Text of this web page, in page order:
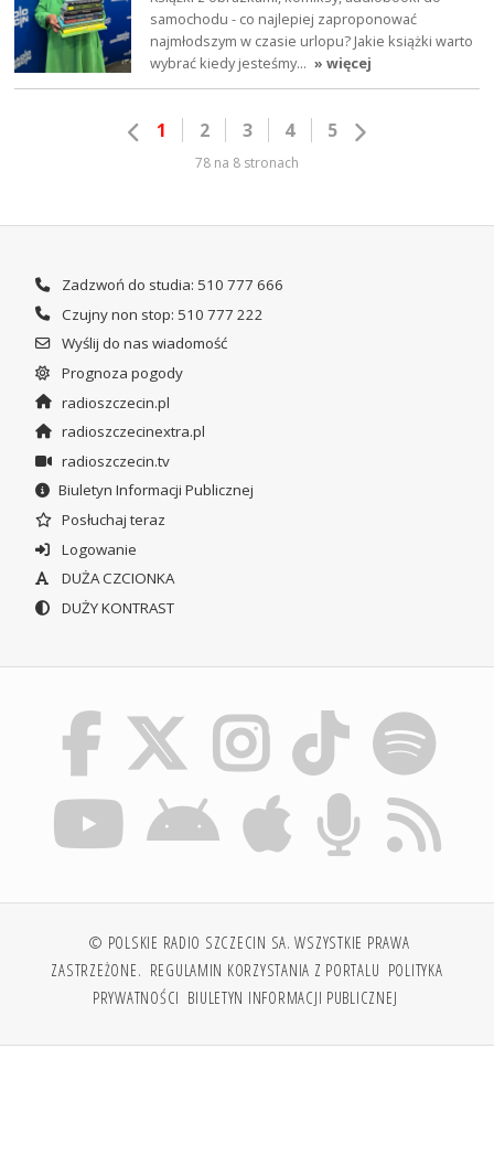
samochodu - co najlepiej zaproponować
najmłodszym w czasie urlopu? Jakie książki warto
wybrać kiedy jesteśmy… » więcej
1 2 3 4 5
78 na 8 stronach
Zadzwoń do studia: 510 777 666
Czujny non stop: 510 777 222
Wyślij do nas wiadomość
Prognoza pogody
radioszczecin.pl
radioszczecinextra.pl
radioszczecin.tv
Biuletyn Informacji Publicznej
Posłuchaj teraz
Logowanie
DUŻA CZCIONKA
DUŻY KONTRAST
© POLSKIE RADIO SZCZECIN SA. WSZYSTKIE PRAWA
ZASTRZEŻONE. REGULAMIN KORZYSTANIA Z PORTALU POLITYKA
PRYWATNOŚCI BIULETYN INFORMACJI PUBLICZNEJ